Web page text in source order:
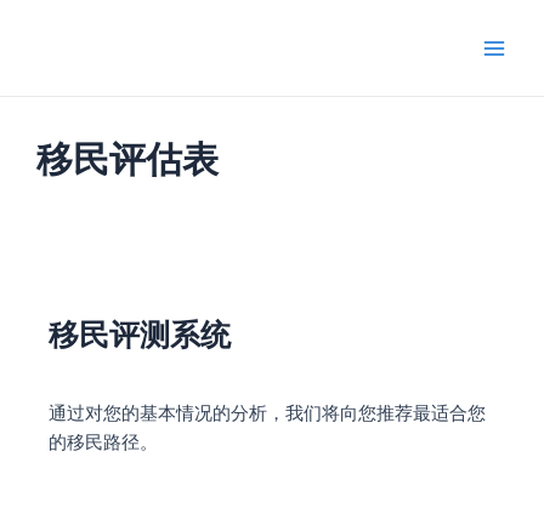
移民评估表
移民评测系统
通过对您的基本情况的分析，我们将向您推荐最适合您
的移民路径。